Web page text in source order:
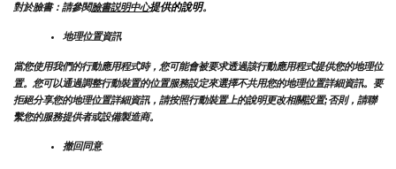
對於臉書：請參閱臉書説明中心提供的說明。
地理位置資訊
當您使用我們的行動應用程式時，您可能會被要求透過該行動應用程式提供您的地理位
置。您可以通過調整行動裝置的位置服務設定來選擇不共用您的地理位置詳細資訊。要
拒絕分享您的地理位置詳細資訊，請按照行動裝置上的說明更改相關設置;否則，請聯
繫您的服務提供者或設備製造商。
撤回同意